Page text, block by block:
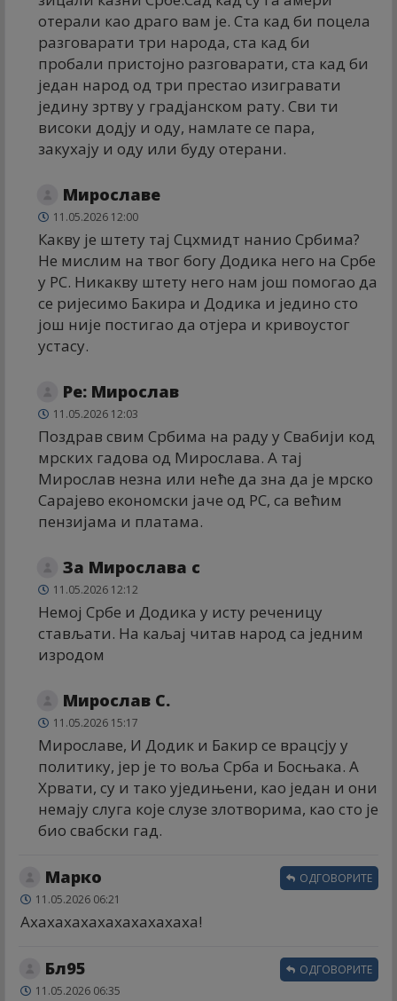
отерали као драго вам је. Ста кад би поцела
разговарати три народа, ста кад би
пробали пристојно разговарати, ста кад би
један народ од три престао изигравати
једину зртву у градјанском рату. Сви ти
високи додју и оду, намлате се пара,
закухају и оду или буду отерани.
Мирославе
11.05.2026 12:00
Какву је штету тај Сцхмидт нанио Србима?
Не мислим на твог богу Додика него на Србе
у РС. Никакву штету него нам још помогао да
се ријесимо Бакира и Додика и једино сто
још није постигао да отјера и кривоустог
устасу.
Ре: Мирослав
11.05.2026 12:03
Поздрав свим Србима на раду у Свабији код
мрских гадова од Мирослава. А тај
Мирослав незна или неће да зна да је мрско
Сарајево економски јаче од РС, са већим
пензијама и платама.
За Мирослава с
11.05.2026 12:12
Немој Србе и Додика у исту реченицу
стављати. На каљај читав народ са једним
изродом
Мирослав С.
11.05.2026 15:17
Мирославе, И Додик и Бакир се врацсју у
политику, јер је то воља Срба и Босњака. А
Хрвати, су и тако уједињени, као један и они
немају слуга које слузе злотворима, као сто је
био свабски гад.
Марко
11.05.2026 06:21
Ахахахахахахахахахаха!
ОДГОВОРИТЕ
Бл95
11.05.2026 06:35
ОДГОВОРИТЕ